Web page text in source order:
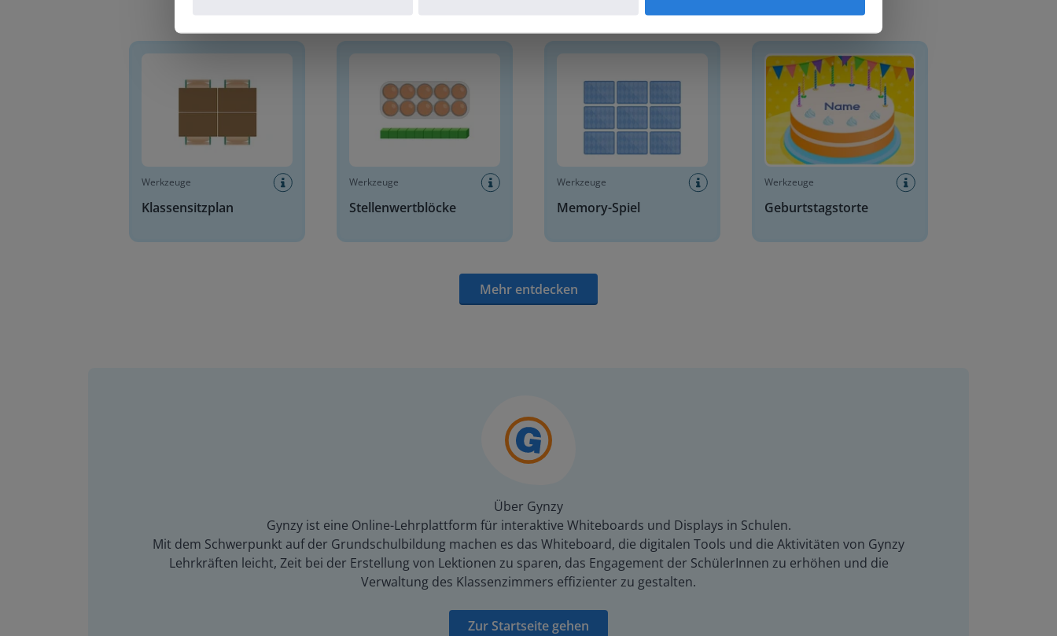
Klassensitzplan
Werkzeuge
Klassensitzplan
Stellenwertblöcke
Werkzeuge
Stellenwertblöcke
Memory-Spiel
Werkzeuge
Memory-Spiel
Geburtstagstorte
Werkzeuge
Geburtstagstorte
Mehr entdecken
Über Gynzy
Gynzy ist eine Online-Lehrplattform für interaktive Whiteboards und Displays in Schulen.
Mit dem Schwerpunkt auf der Grundschulbildung machen es das Whiteboard, die digitalen Tools und die Aktivitäten von Gynzy
Lehrkräften leicht, Zeit bei der Erstellung von Lektionen zu sparen, das Engagement der SchülerInnen zu erhöhen und die
Verwaltung des Klassenzimmers effizienter zu gestalten.
Zur Startseite gehen